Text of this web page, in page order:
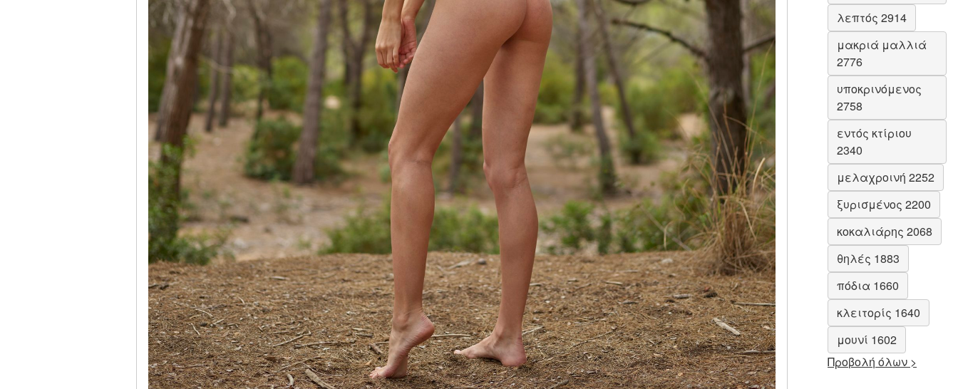
λεπτός 2914
μακριά μαλλιά
2776
υποκρινόμενος
2758
εντός κτίριου
2340
μελαχροινή 2252
ξυρισμένος 2200
κοκαλιάρης 2068
θηλές 1883
πόδια 1660
κλειτορίς 1640
μουνί 1602
Προβολή όλων >